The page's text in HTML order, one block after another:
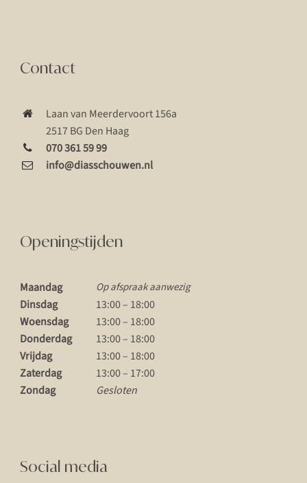
Contact
Laan van Meerdervoort 156a
2517 BG Den Haag
070 361 59 99
info@diasschouwen.nl
Openingstijden
Maandag Op afspraak aanwezig
Dinsdag
13:00 – 18:00
Woensdag
13:00 – 18:00
Donderdag
13:00 – 18:00
Vrijdag
13:00 – 18:00
Zaterdag
13:00 – 17:00
Zondag
Gesloten
Social media